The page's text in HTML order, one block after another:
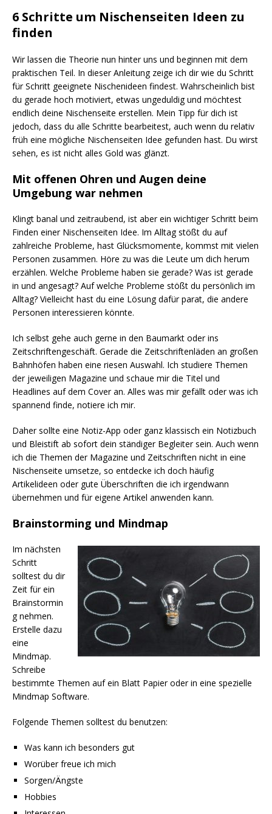
6 Schritte um Nischenseiten Ideen zu
finden
Wir lassen die Theorie nun hinter uns und beginnen mit dem
praktischen Teil. In dieser Anleitung zeige ich dir wie du Schritt
für Schritt geeignete Nischenideen findest. Wahrscheinlich bist
du gerade hoch motiviert, etwas ungeduldig und möchtest
endlich deine Nischenseite erstellen. Mein Tipp für dich ist
jedoch, dass du alle Schritte bearbeitest, auch wenn du relativ
früh eine mögliche Nischenseiten Idee gefunden hast. Du wirst
sehen, es ist nicht alles Gold was glänzt.
Mit offenen Ohren und Augen deine
Umgebung war nehmen
Klingt banal und zeitraubend, ist aber ein wichtiger Schritt beim
Finden einer Nischenseiten Idee. Im Alltag stößt du auf
zahlreiche Probleme, hast Glücksmomente, kommst mit vielen
Personen zusammen. Höre zu was die Leute um dich herum
erzählen. Welche Probleme haben sie gerade? Was ist gerade
in und angesagt? Auf welche Probleme stößt du persönlich im
Alltag? Vielleicht hast du eine Lösung dafür parat, die andere
Personen interessieren könnte.
Ich selbst gehe auch gerne in den Baumarkt oder ins
Zeitschriftengeschäft. Gerade die Zeitschriftenläden an großen
Bahnhöfen haben eine riesen Auswahl. Ich studiere Themen
der jeweiligen Magazine und schaue mir die Titel und
Headlines auf dem Cover an. Alles was mir gefällt oder was ich
spannend finde, notiere ich mir.
Daher sollte eine Notiz-App oder ganz klassisch ein Notizbuch
und Bleistift ab sofort dein ständiger Begleiter sein. Auch wenn
ich die Themen der Magazine und Zeitschriften nicht in eine
Nischenseite umsetze, so entdecke ich doch häufig
Artikelideen oder gute Überschriften die ich irgendwann
übernehmen und für eigene Artikel anwenden kann.
Brainstorming und Mindmap
Im nächsten
Schritt
solltest du dir
Zeit für ein
Brainstormin
g nehmen.
Erstelle dazu
eine
Mindmap.
Schreibe
bestimmte Themen auf ein Blatt Papier oder in eine spezielle
Mindmap Software.
Folgende Themen solltest du benutzen:
Was kann ich besonders gut
Worüber freue ich mich
Sorgen/Ängste
Hobbies